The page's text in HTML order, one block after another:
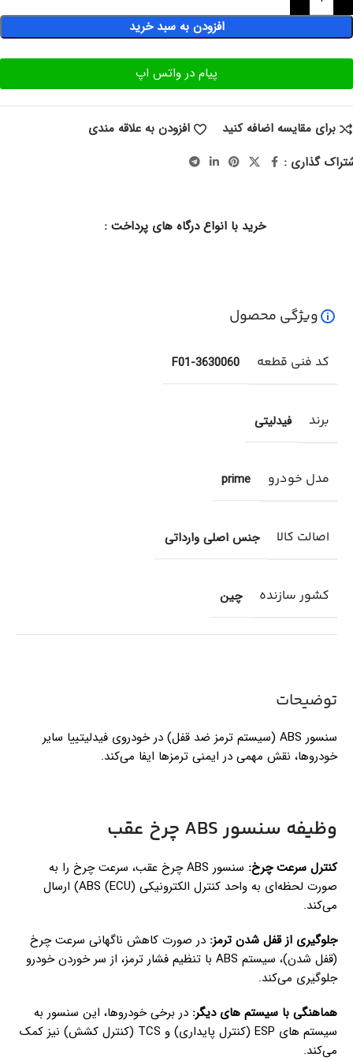
افزودن به سبد خرید
پیام در واتس اپ
برای مقایسه اضافه کنید
افزودن به علاقه مندی
گذاری :
خرید با انواع درگاه های پرداخت :
توضیحات
سنسور ABS (سیستم ترمز ضد قفل) در خودروی فیدلیتییا سایر
خودروها، نقش مهمی در ایمنی ترمزها ایفا می‌کند.
وظیفه سنسور ABS چرخ عقب
کنترل سرعت چرخ:
سنسور ABS چرخ عقب، سرعت چرخ را به
صورت لحظه‌ای به واحد کنترل الکترونیکی (ECU) ABS) ارسال
می‌کند.
جلوگیری از قفل شدن ترمز: در صورت کاهش ناگهانی سرعت چرخ
(قفل شدن)، سیستم ABS با تنظیم فشار ترمز، از سر خوردن خودرو
جلوگیری می‌کند.
هماهنگی با سیستم های دیگر: در برخی خودروها، این سنسور به
سیستم های ESP (کنترل پایداری) و TCS (کنترل کشش) نیز کمک
می‌کند.
ویژگی محصول
کد فنی قطعه F01-3630060
برند فیدلیتی
مدل خودرو prime
اصالت کالا جنس اصلی وارداتی
کشور سازنده چین